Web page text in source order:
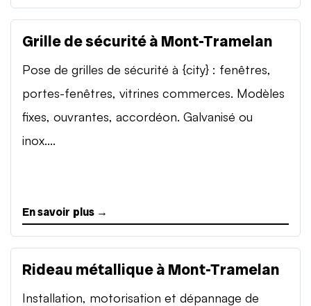
Grille de sécurité à Mont-Tramelan
Pose de grilles de sécurité à {city} : fenêtres,
portes-fenêtres, vitrines commerces. Modèles
fixes, ouvrantes, accordéon. Galvanisé ou
inox....
En savoir plus →
Rideau métallique à Mont-Tramelan
Installation, motorisation et dépannage de